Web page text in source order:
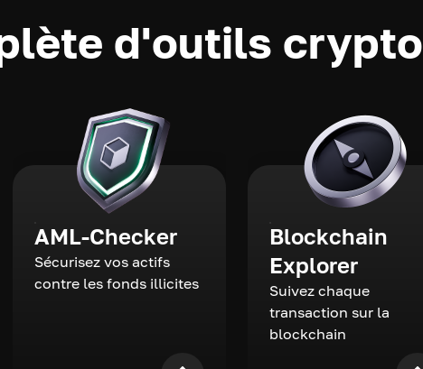
d'outils crypto
AML-Checker
Sécurisez vos actifs
contre les fonds illicites
Blockchain
Explorer
Suivez chaque
transaction sur la
blockchain